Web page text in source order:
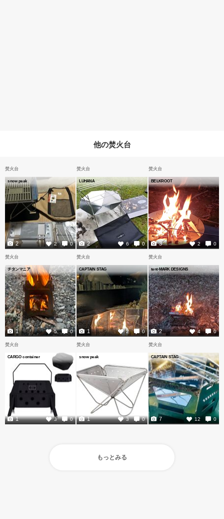
他の焚火台
焚火台
snow peak
2 0
2
焚火台
LUHANA
6 0
2
焚火台
BELKROOT
2 0
3
焚火台
チタンマニア
5 0
1
焚火台
CAPTAIN STAG
2 0
1
焚火台
tent-MARK DESIGNS
4 0
2
焚火台
CARGO container
3 0
1
焚火台
snow peak
3 0
1
焚火台
CAPTAIN STAG
12 0
7
もっとみる